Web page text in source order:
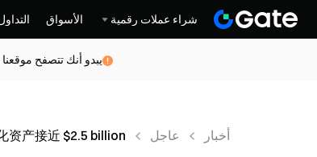
شراء عملات رقمية الأسواق
يبدو أنك تتصفح
أخبار عاجل 资产接近 $2.5 billion